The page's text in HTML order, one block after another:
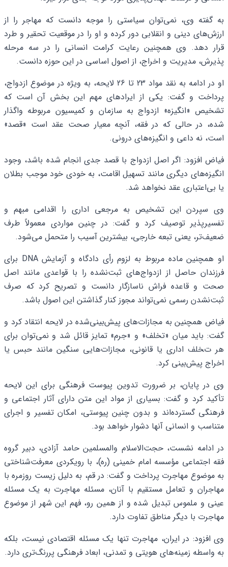
به گفته وی، نمی‌توان سیاستی را موجه دانست که مهاجر را از
ارزش‌های دینی و انقلابی دور کرده و او را در موقعیت تحقیر و طرد
قرار دهد. وی همچنین رعایت کرامت انسانی را در سه مرحله
پذیرش، مدیریت و اخراج، از اصول اساسی در این حوزه دانست.
او در ادامه به نقد مواد 23 تا 26 لایحه، به‌ ویژه در موضوع ازدواج،
پرداخت و گفت: یکی از ایرادهای مهم این بخش آن است که
تشخیص «انگیزه» ازدواج به سازمان و کمیسیون مربوطه واگذار
شده، در حالی که در فقه، آنچه معیار صحت عقد است «قصد»
است، نه داعی و انگیزه‌های درونی.
فیاض افزود: اگر اصل ازدواج با قصد جدی انجام شده باشد، وجود
انگیزه‌های دیگری مانند تسهیل اقامت، به خودی خود موجب بطلان
یا بی‌اعتباری عقد نخواهد شد.
وی سپردن این تشخیص به مرجعی اداری را اقدامی مبهم و
تفسیرپذیر توصیف کرد و گفت: در چنین مواردی معمولاً طرف
ضعیف‌تر، یعنی تبعه خارجی، بیشترین آسیب را متحمل می‌شود.
او همچنین ماده مربوط به لزوم رأی دادگاه و آزمایش DNA برای
فرزندان حاصل از ازدواج‌های ثبت‌نشده را با قواعدی مانند اصل
صحت و قاعده فراش ناسازگار دانست و تصریح کرد که صرف
ثبت‌نشدن رسمی نمی‌تواند مجوز کنار گذاشتن این اصول باشد.
فیاض همچنین به مجازات‌های پیش‌بینی‌شده در لایحه انتقاد کرد و
گفت: باید میان «تخلف» و «جرم» تمایز قائل شد و نمی‌توان برای
هر تخلف اداری یا قانونی، مجازات‌هایی سنگین مانند حبس یا
اخراج پیش‌بینی کرد.
وی در پایان، بر ضرورت تدوین پیوست فرهنگی برای این لایحه
تأکید کرد و گفت: بسیاری از مواد این متن دارای آثار اجتماعی و
فرهنگی گسترده‌اند و بدون چنین پیوستی، امکان تفسیر و اجرای
متناسب و انسانی آنها دشوار خواهد بود.
در ادامه نشست، حجت‌الاسلام والمسلمین حامد آزادی، دبیر گروه
فقه اجتماعی مؤسسه امام خمینی (ره)، با رویکردی معرفت‌شناختی
به موضوع مهاجرت پرداخت و گفت: در قم، به‌ دلیل زیست روزمره با
مهاجران و تعامل مستقیم با آنان، مسئله مهاجرت به یک مسئله
عینی و ملموس تبدیل شده و از همین رو، فهم این شهر از موضوع
مهاجرت با دیگر مناطق تفاوت دارد.
وی افزود: در ایران، مهاجرت تنها یک مسئله اقتصادی نیست، بلکه
به‌ واسطه زمینه‌های هویتی و تمدنی، ابعاد فرهنگی پررنگ‌تری دارد.